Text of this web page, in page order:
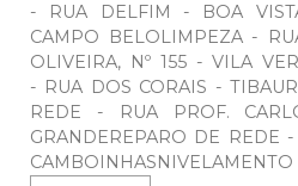
- RUA DELFIM - BOA
CAMPO BELOLIMPEZA -
OLIVEIRA, Nº 155 - VILA
- RUA DOS CORAIS -
REDE - RUA PROF.
GRANDEREPARO DE REDE
CAMBOINHASNIVELAMENTO